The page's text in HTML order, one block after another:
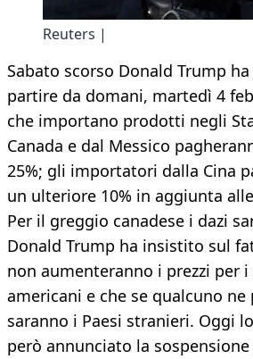
Reuters |
Sabato scorso Donald Trump
partire da domani, martedì 4
che importano prodotti negli
Canada e dal Messico
25%; gli importatori dalla Cina
un ulteriore 10% in aggiunta
Per il greggio canadese i dazi
Donald Trump ha insistito sul
non aumenteranno i prezzi per
americani e che se qualcuno
saranno i Paesi stranieri. Oggi
però annunciato la